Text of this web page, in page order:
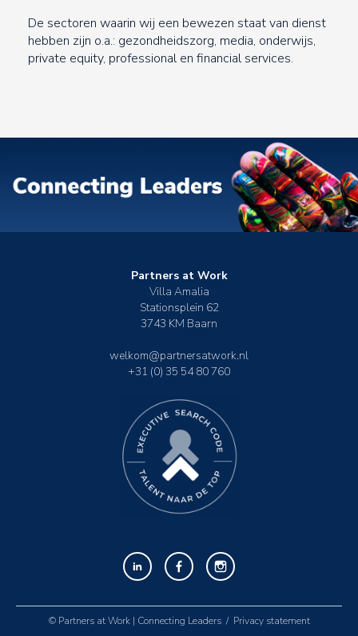
De sectoren waarin wij een bewezen staat van dienst
hebben zijn o.a.: gezondheidszorg, media, onderwijs,
private equity, professional en financial services.
Partners at Work
Villa Amalia
Stationsplein 62
3743 KM Baarn
welkom@partnersatwork.nl
+31 (0) 35 54 80 760
© Partners at Work | Connecting Leaders / Privacy statement